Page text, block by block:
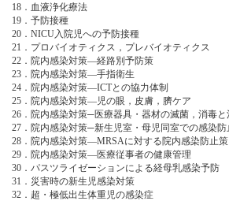
18．血液浄化療法
19．予防接種
20．NICU入院児への予防接種
21．プロバイオティクス，プレバイオティクス
22．院内感染対策―経路別予防策
23．院内感染対策―手指衛生
24．院内感染対策―ICTとの協力体制
25．院内感染対策―児の眼，皮膚，臍ケア
26．院内感染対策─医療器具・器材の滅菌，消毒
27．院内感染対策─新生児室・母児同室での感染防
28．院内感染対策―MRSAに対する院内感染防止策
29．院内感染対策―医療従事者の健康管理
30．パスツライゼーションによる経母乳感染予防
31．災害時の新生児感染対策
32．超・極低出生体重児の感染症